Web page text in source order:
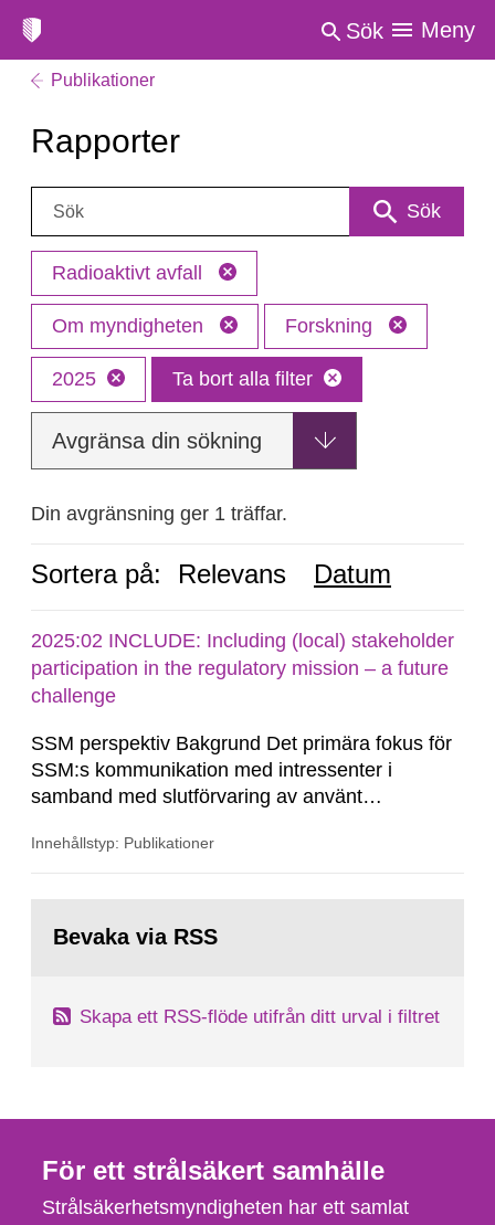
Sök Meny
Publikationer
Rapporter
Sök: Sök
Radioaktivt avfall
Om myndigheten Forskning
2025 Ta bort alla filter
Avgränsa din sökning
Din avgränsning ger 1 träffar.
Sortera på: Relevans Datum
2025:02 INCLUDE: Including (local) stakeholder
participation in the regulatory mission – a future
challenge
SSM perspektiv Bakgrund Det primära fokus för
SSM:s kommunikation med intressenter i
samband med slutförvaring av använt
legat på formella samrådsprocesser kring den
tillståndsansökningar enligt kärntekniklagen.
Innehållstyp: Publikationer
sida:Bevaka via RSS
Skapa ett RSS-flöde utifrån ditt urval i filtret
För ett strålsäkert samhälle
Strålsäkerhetsmyndigheten har ett samlat